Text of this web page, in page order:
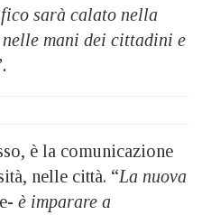
sarà calato nella
mani dei cittadini e
è la comunicazione
nelle città. “La nuova
è imparare a